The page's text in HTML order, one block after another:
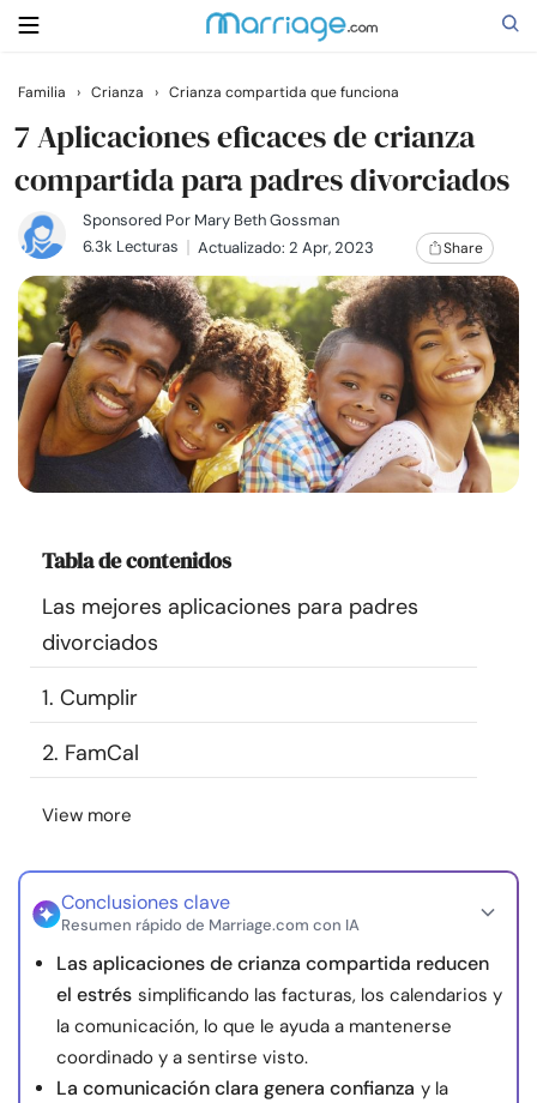
Buscar
Casarse
Relaciones
Familia
Ayuda
Cursos
Recursos
Comunidad
Encuentra un terapeuta
Idioma
nosotros
© Copyright 2026. Todos los derechos reservados.
Familia › Crianza › Crianza compartida que funciona
7 Aplicaciones eficaces de crianza
compartida para padres divorciados
Sponsored Por Mary Beth Gossman
6.3k Lecturas
Actualizado: 2 Apr, 2023 Share
Tabla de contenidos
Las mejores aplicaciones para padres
divorciados
1. Cumplir
2. FamCal
View more
Conclusiones clave
Resumen rápido de Marriage.com con IA
Las aplicaciones de crianza compartida reducen
el estrés simplificando las facturas, los calendarios y
la comunicación, lo que le ayuda a mantenerse
coordinado y a sentirse visto.
La comunicación clara genera confianza y la